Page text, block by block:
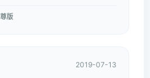
版
2019-07-13